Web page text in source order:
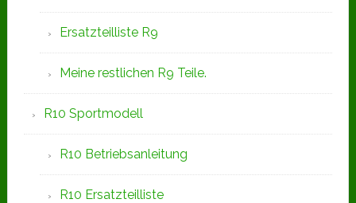
Ersatzteilliste R9
Meine restlichen R9 Teile.
R10 Sportmodell
R10 Betriebsanleitung
R10 Ersatzteilliste